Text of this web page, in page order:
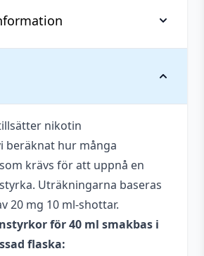
nikotin
beräknat hur många
krävs för att uppnå en
Uträkningarna baseras
20 mg 10 ml-shottar.
för 40 ml smakbas i
flaska:
40 ml
Söt, Syrlig
40VG / 60PG
60 ml